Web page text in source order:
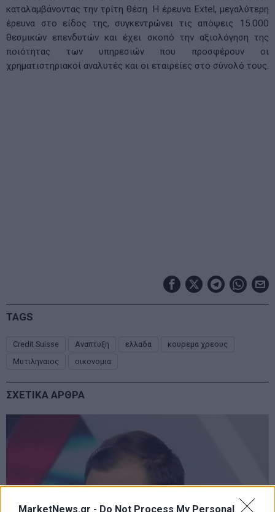
MarketNews.gr - Do Not Process My Personal
καταλαμβάνοντας την τρίτη θέση. Η έρευνα Extel, μεγαλύτερη
έρευνα στο είδος της, συγκεντρώνει τις απόψεις 15.000
θεσμικών επενδυτών και έχει σκοπό την αξιολόγηση της
ποιότητας των υπηρεσιών που προσφέρουν οι
χρηματιστηριακοί αναλυτές και οι εταιρείες στο σύνολό τους.
TAGS
Credit Suisse Αναπτυξη ελλαδα
κουρεμα χρεους
Μυτιληναιος
οικονομια
ΣΧΕΤΙΚΑ ΑΡΘΡΑ